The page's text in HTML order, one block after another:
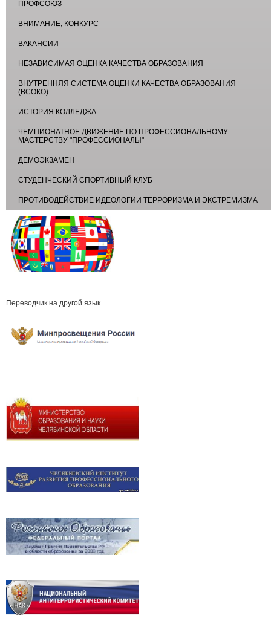
ПРОФСОЮЗ
ВНИМАНИЕ, КОНКУРС
ВАКАНСИИ
НЕЗАВИСИМАЯ ОЦЕНКА КАЧЕСТВА ОБРАЗОВАНИЯ
ВНУТРЕННЯЯ СИСТЕМА ОЦЕНКИ КАЧЕСТВА ОБРАЗОВАНИЯ
(ВСОКО)
ИСТОРИЯ КОЛЛЕДЖА
ЧЕМПИОНАТНОЕ ДВИЖЕНИЕ ПО ПРОФЕССИОНАЛЬНОМУ
МАСТЕРСТВУ "ПРОФЕССИОНАЛЫ"
ДЕМОЭКЗАМЕН
СТУДЕНЧЕСКИЙ СПОРТИВНЫЙ КЛУБ
ПРОТИВОДЕЙСТВИЕ ИДЕОЛОГИИ ТЕРРОРИЗМА И ЭКСТРЕМИЗМА
Переводчик на другой язык